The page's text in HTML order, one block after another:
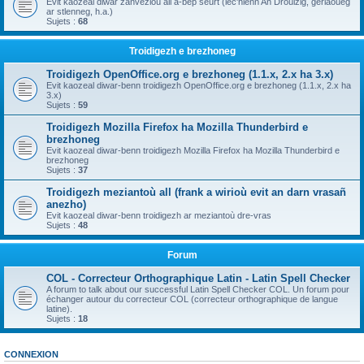
ar stlenneg, h.a.)
Sujets : 68
Troidigezh e brezhoneg
Troidigezh OpenOffice.org e brezhoneg (1.1.x, 2.x ha 3.x)
Evit kaozeal diwar-benn troidigezh OpenOffice.org e brezhoneg (1.1.x, 2.x ha
3.x)
Sujets : 59
Troidigezh Mozilla Firefox ha Mozilla Thunderbird e
brezhoneg
Evit kaozeal diwar-benn troidigezh Mozilla Firefox ha Mozilla Thunderbird e
brezhoneg
Sujets : 37
Troidigezh meziantoù all (frank a wirioù evit an darn vrasañ
anezho)
Evit kaozeal diwar-benn troidigezh ar meziantoù dre-vras
Sujets : 48
Forum
COL - Correcteur Orthographique Latin - Latin Spell Checker
A forum to talk about our successful Latin Spell Checker COL. Un forum pour
échanger autour du correcteur COL (correcteur orthographique de langue
latine).
Sujets : 18
CONNEXION